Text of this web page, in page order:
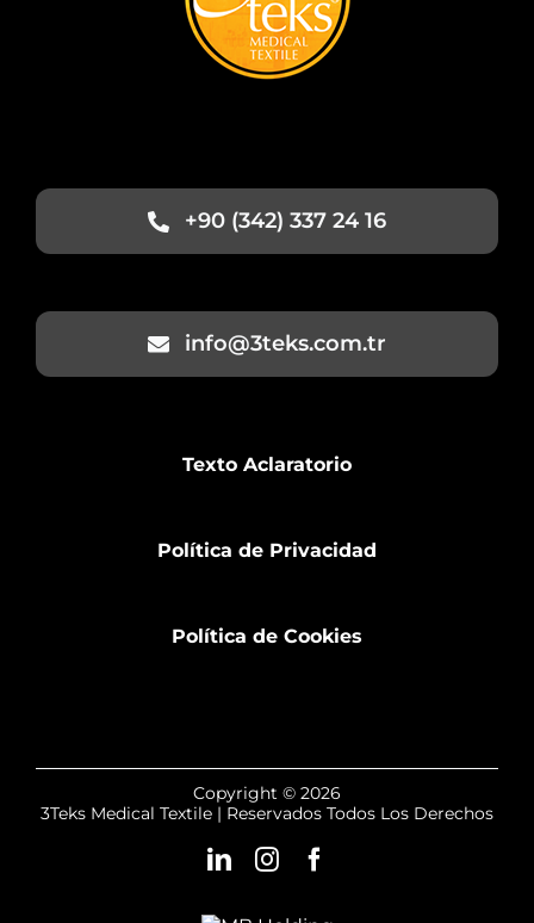
+90 (342) 337 24 16
info@3teks.com.tr
Texto Aclaratorio
Política de Privacidad
Política de Cookies
Copyright © 2026
3Teks Medical Textile | Reservados Todos Los Derechos